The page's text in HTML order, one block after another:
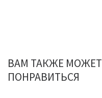
ВАМ ТАКЖЕ МОЖЕТ
ПОНРАВИТЬСЯ